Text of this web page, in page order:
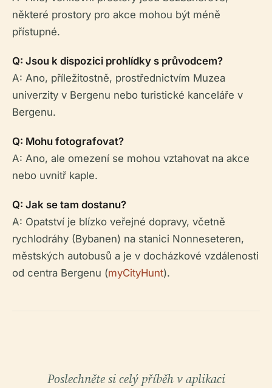
některé prostory pro akce mohou být méně
přístupné.
Q: Jsou k dispozici prohlídky s průvodcem?
A: Ano, příležitostně, prostřednictvím Muzea
univerzity v Bergenu nebo turistické kanceláře v
Bergenu.
Q: Mohu fotografovat?
A: Ano, ale omezení se mohou vztahovat na akce
nebo uvnitř kaple.
Q: Jak se tam dostanu?
A: Opatství je blízko veřejné dopravy, včetně
rychlodráhy (Bybanen) na stanici Nonneseteren,
městských autobusů a je v docházkové vzdálenosti
od centra Bergenu (myCityHunt).
Poslechněte si celý příběh v aplikaci